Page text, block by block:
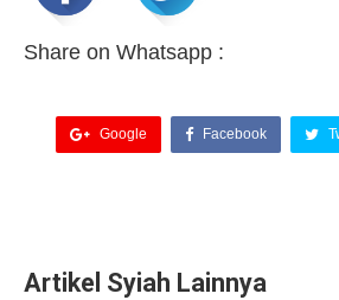
Share on Whatsapp :
Google Facebook
Artikel Syiah Lainnya